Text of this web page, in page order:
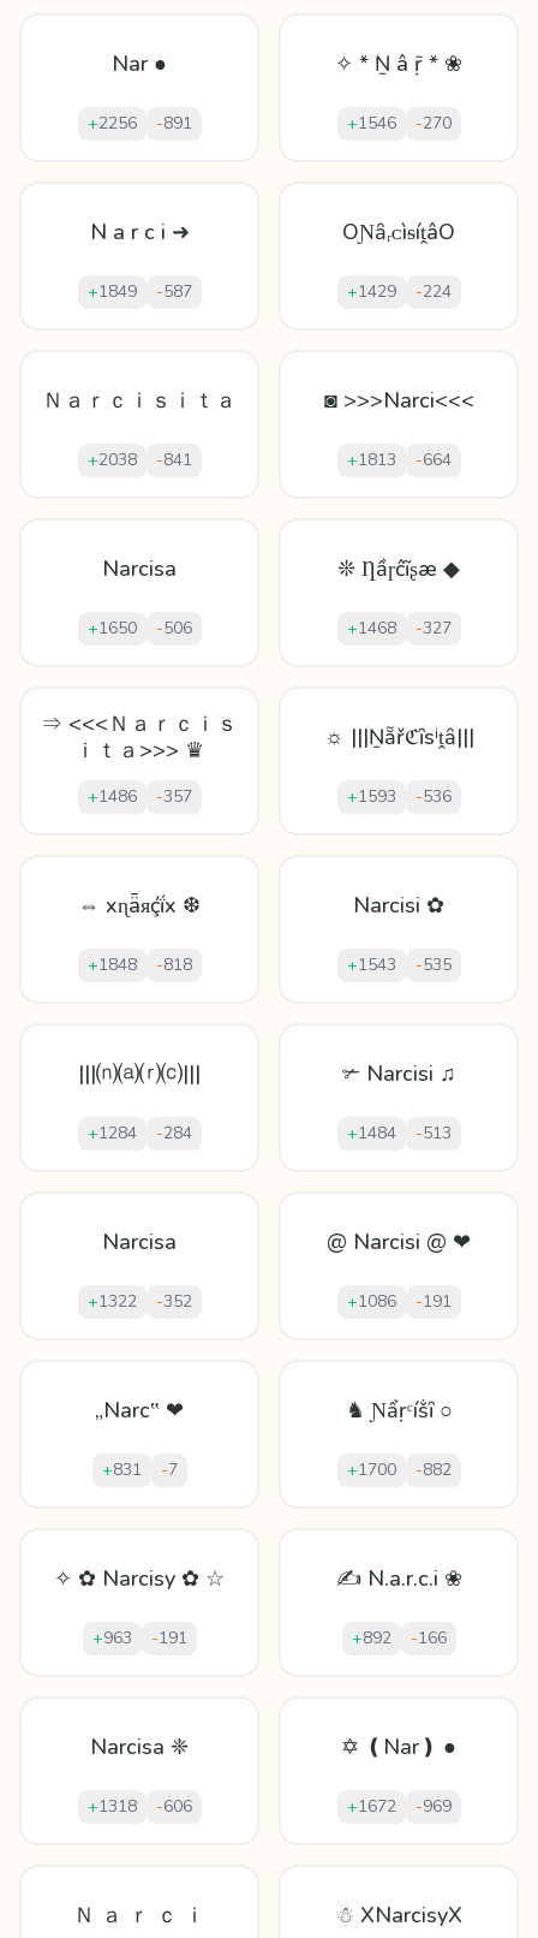
Nar ●
+2256 -891
✧ * Ṉ â ṝ * ❀
+1546 -270
N a r c i ➜
+1849 -587
OƝȃᵣᴄìᵴíṱâO
+1429 -224
Ｎａｒｃｉｓｉｔａ
+2038 -841
◙ >>>Narci<<<
+1813 -664
Narcisa
+1650 -506
❊ Ƞầɼĉĩʂæ ◆
+1468 -327
⇒ <<<Ｎａｒｃｉｓ
ｉｔａ>>> ♛
+1486 -357
☼ |||Ṉẵřℭȋѕⁱṱȃ|||
+1593 -536
⇔ xɳǟᴙḉḯx ❆
+1848 -818
Narcisi ✿
+1543 -535
|||⒩⒜⒭⒞|||
+1284 -284
✃ Narcisi ♫
+1484 -513
Narcisa
+1322 -352
@ Narcisi @ ❤
+1086 -191
„Narc‟ ❤
+831 -7
♞ Ɲẩṛᶜíṧȋ ○
+1700 -882
✧ ✿ Narcisy ✿ ☆
+963 -191
✍ N.a.r.c.i ❀
+892 -166
Narcisa ❈
+1318 -606
✡ ❪Nar❫ ●
+1672 -969
Ｎ ａ ｒ ｃ ｉ ☃ XNarcisyX